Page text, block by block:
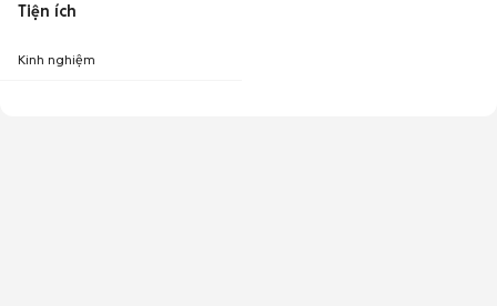
Tiện ích
Kinh nghiệm